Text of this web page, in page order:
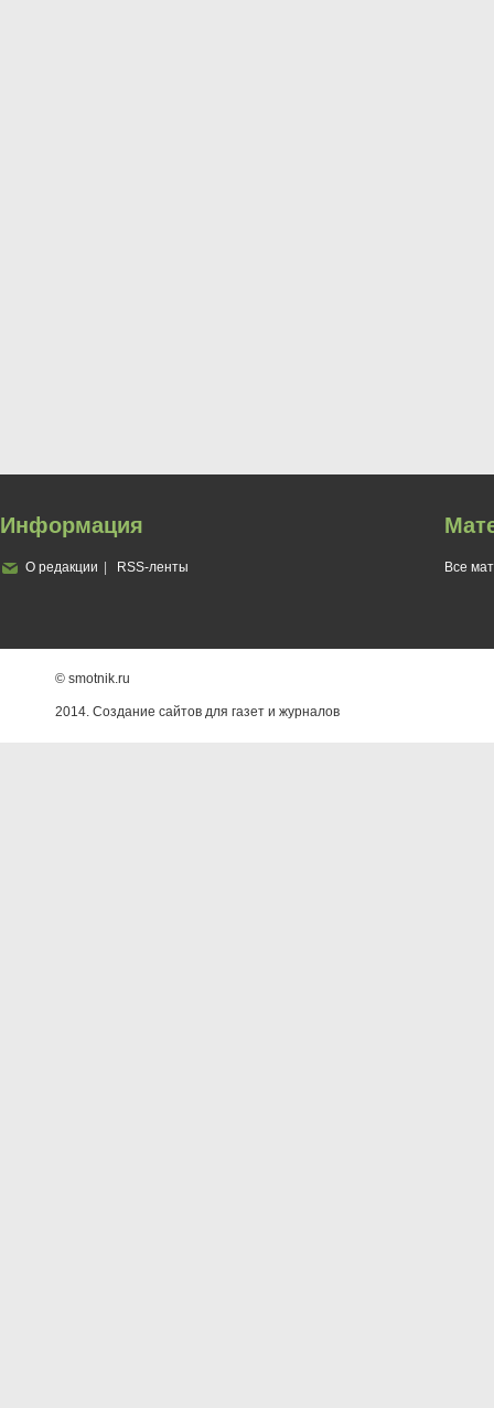
Информация
О редакции RSS-ленты Все
© smotnik.ru
2014. Создание сайтов для газет и журналов